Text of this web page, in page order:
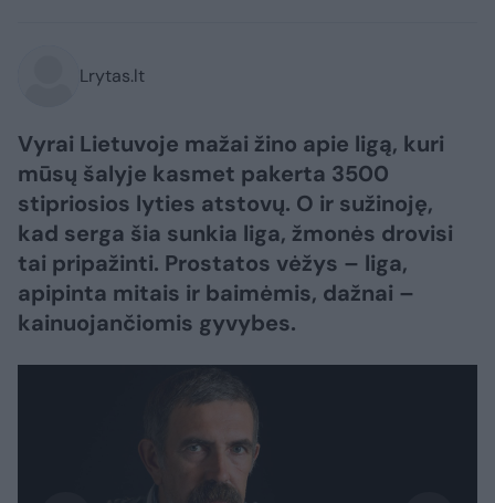
Lrytas.lt
Vyrai Lietuvoje mažai žino apie ligą, kuri
mūsų šalyje kasmet pakerta 3500
stipriosios lyties atstovų. O ir sužinoję,
kad serga šia sunkia liga, žmonės drovisi
tai pripažinti. Prostatos vėžys – liga,
apipinta mitais ir baimėmis, dažnai –
kainuojančiomis gyvybes.